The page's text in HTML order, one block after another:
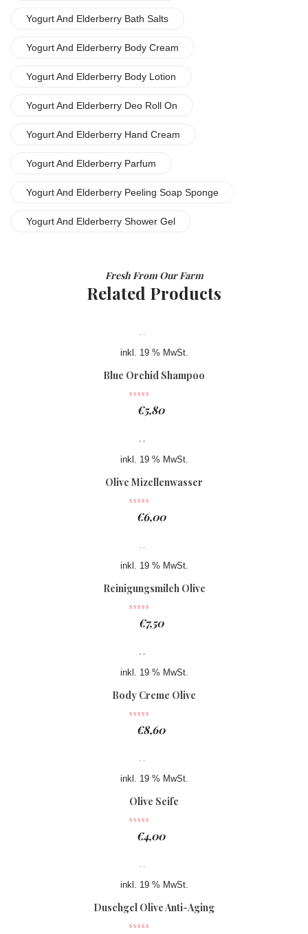
Yogurt And Elderberry Bath Salts
Yogurt And Elderberry Body Cream
Yogurt And Elderberry Body Lotion
Yogurt And Elderberry Deo Roll On
Yogurt And Elderberry Hand Cream
Yogurt And Elderberry Parfum
Yogurt And Elderberry Peeling Soap Sponge
Yogurt And Elderberry Shower Gel
Related Products
Fresh From Our Farm
inkl. 19 % MwSt.
Blue Orchid Shampoo
€5,80
inkl. 19 % MwSt.
Olive Mizellenwasser
€6,00
inkl. 19 % MwSt.
Reinigungsmilch Olive
€7,50
inkl. 19 % MwSt.
Body Creme Olive
€8,60
inkl. 19 % MwSt.
Olive Seife
€4,00
inkl. 19 % MwSt.
Duschgel Olive Anti-Aging